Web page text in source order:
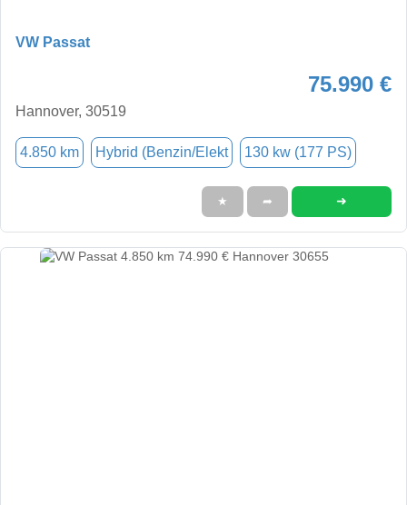
VW Passat
75.990 €
Hannover, 30519
4.850 km Hybrid (Benzin/Elekt 130 kw (177 PS)
★ ➦ ➜